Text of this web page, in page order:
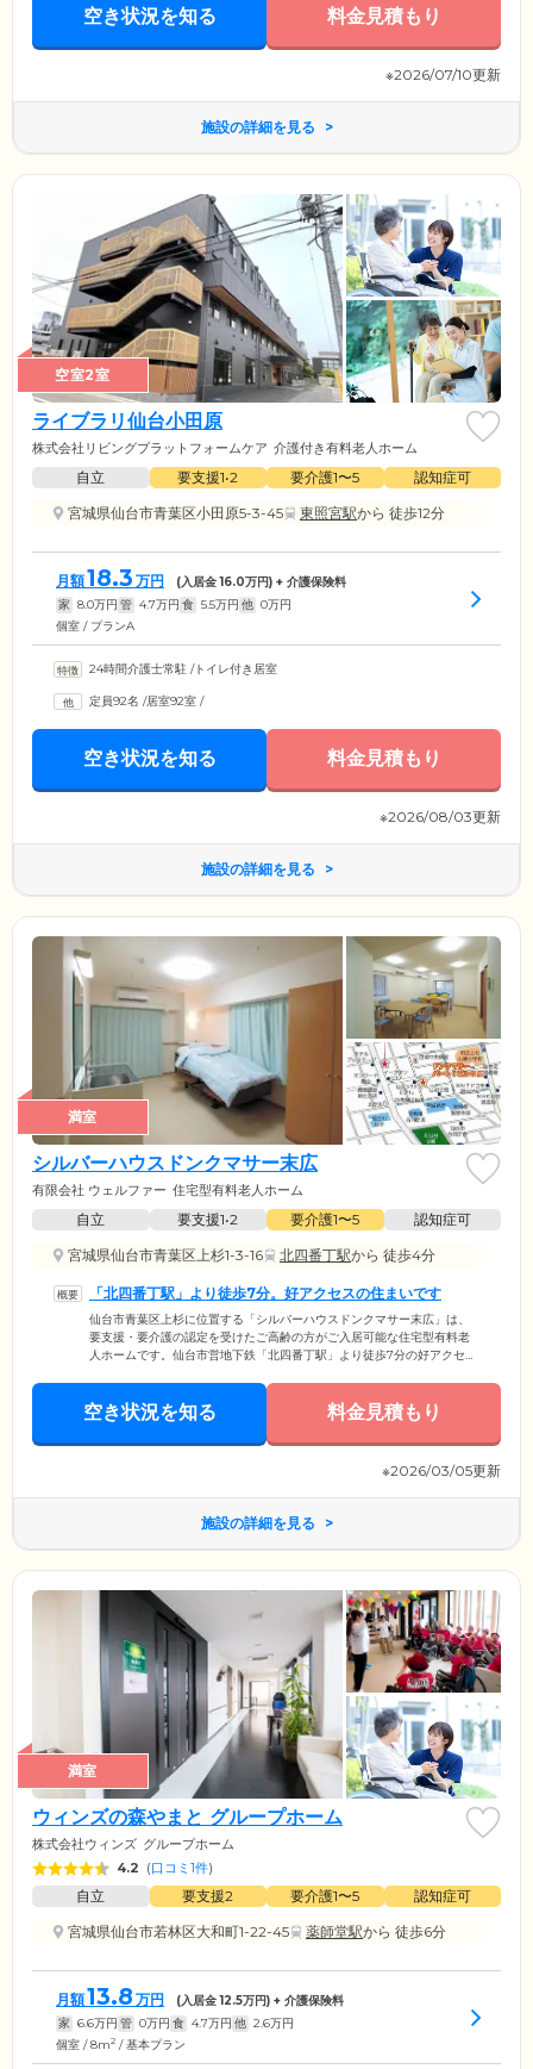
空き状況を知る 料金見積もり
※2026/07/10更新
施設の詳細を見る
空室2室
ライブラリ仙台小田原
株式会社リビングプラットフォームケア 介護付き有料老人ホーム
自立 要支援1•2 要介護1〜5
認知症可
宮城県仙台市青葉区小田原5-3-45
東照宮駅から 徒歩12分
月額18.3 万円 (入居金16.0万円) + 介護保険料
家 8.0万円 管 4.7万円 食 5.5万円 他 0万円
個室 / プランA
24時間介護士常駐 /トイレ付き居室
定員92名 /居室92室 /
空き状況を知る 料金見積もり
※2026/08/03更新
施設の詳細を見る
満室
シルバーハウスドンクマサー末広
有限会社 ウェルファー 住宅型有料老人ホーム
自立 要支援1•2 要介護1〜5
認知症可
宮城県仙台市青葉区上杉1-3-16
北四番丁駅から 徒歩4分
「北四番丁駅」より徒歩7分。好アクセスの住まいです
仙台市青葉区上杉に位置する「シルバーハウスドンクマサー末広」は、
要支援・要介護の認定を受けたご高齢の方がご入居可能な住宅型有料老
人ホームです。仙台市営地下鉄「北四番丁駅」より徒歩7分の好アクセ
性に配慮し、完全バリアフリー設計を採用。各所に手すりを取り付けて
おり、足腰に不安を抱えた方の歩行をサポートしています。玄関や居室
の入り口には段差をなくしているので、車いすや歩行器をご利用の方も
ご安心ください。また、みなさまがお住まいになる居室は、プライバシ
ーの保たれた個室でご用意。おひとりの時間を大切にしていただけま
空き状況を知る 料金見積もり
※2026/03/05更新
施設の詳細を見る
満室
ウィンズの森やまと グループホーム
株式会社ウィンズ グループホーム
4.2 (口コミ1件)
自立 要支援2 要介護1〜5
認知症可
宮城県仙台市若林区大和町1-22-45
薬師堂駅から 徒歩6分
月額13.8 万円 (入居金12.5万円) + 介護保険料
家 6.6万円 管 0万円 食 4.7万円 他 2.6万円
個室 / 8m2 / 基本プラン